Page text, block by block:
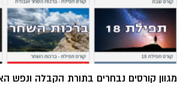
מגוון קורסים נבחרים בתורת הקבלה ונפש